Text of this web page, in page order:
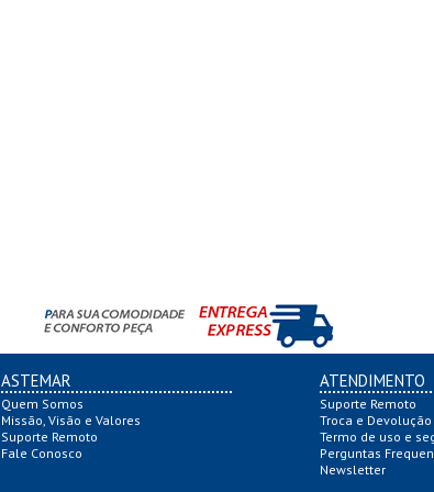
ASTEMAR
Quem Somos
Missão, Visão e Valores
Suporte Remoto
Fale Conosco
ATENDIMENTO
Suporte Remoto
Troca e Devolução
Termo de uso e
Perguntas
Newsletter